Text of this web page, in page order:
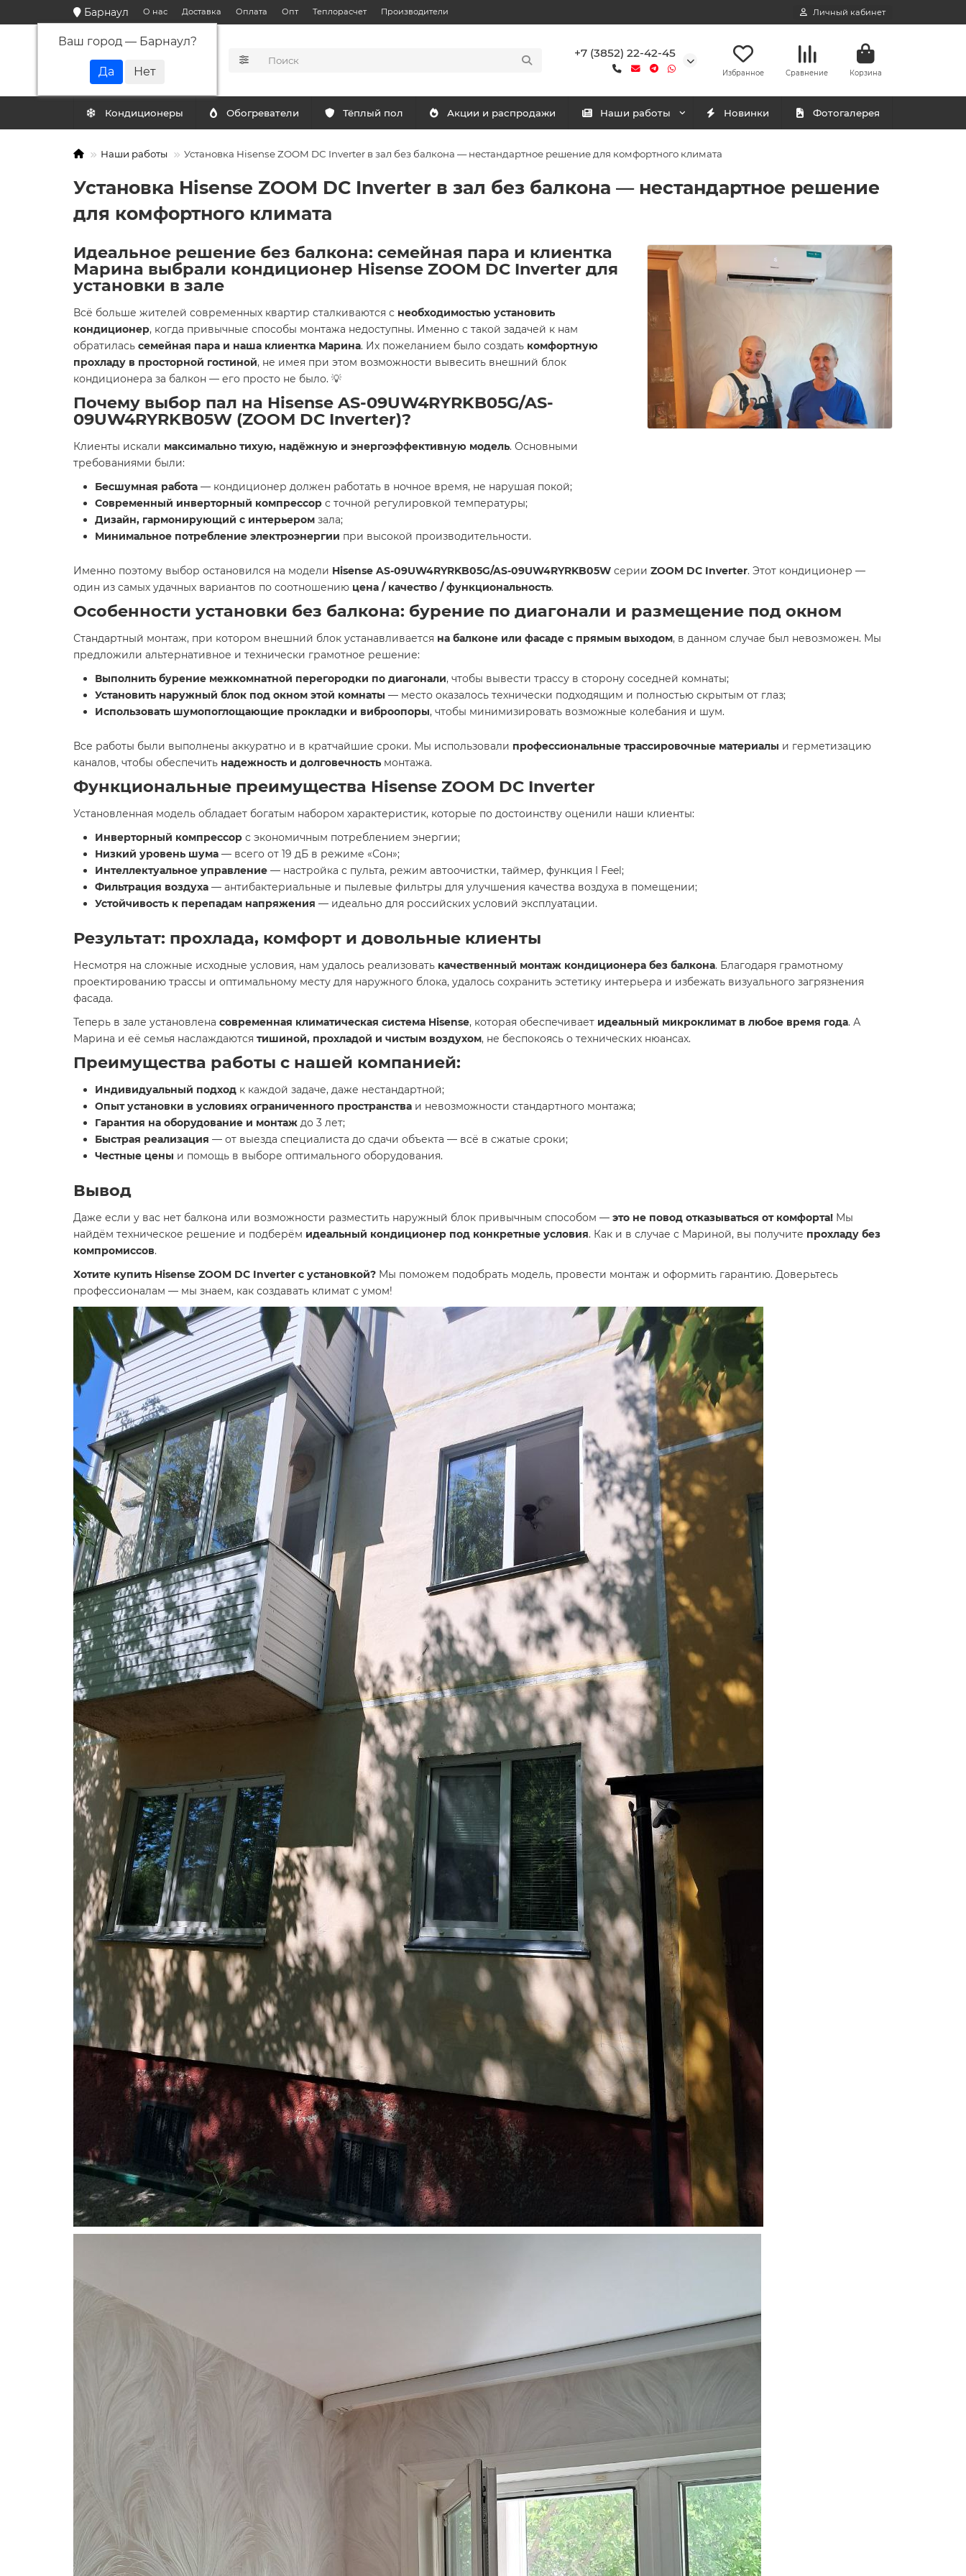
Барнаул
Ваш город — Барнаул?
О нас Доставка Оплата Опт Теплорасчет Производители Личный кабинет
+7 (3852) 22-42-45
Избранное Сравнение Корзина
Кондиционеры Обогреватели Тёплый пол Акции и распродажи Наши работы Новинки Фотогалерея
Наши работы Установка Hisense ZOOM DC Inverter в зал без балкона — нестандартное решение для комфортного климата
Установка Hisense ZOOM DC Inverter в зал без балкона — нестандартное решение
для комфортного климата
Идеальное решение без балкона: семейная пара и клиентка
Марина выбрали кондиционер Hisense ZOOM DC Inverter для
установки в зале
Всё больше жителей современных квартир сталкиваются с необходимостью установить
кондиционер, когда привычные способы монтажа недоступны. Именно с такой задачей к нам
обратилась семейная пара и наша клиентка Марина. Их пожеланием было создать комфортную
прохладу в просторной гостиной, не имея при этом возможности вывесить внешний блок
кондиционера за балкон — его просто не было. 💡
Почему выбор пал на Hisense AS-09UW4RYRKB05G/AS-
09UW4RYRKB05W (ZOOM DC Inverter)?
Клиенты искали максимально тихую, надёжную и энергоэффективную модель. Основными
требованиями были:
Бесшумная работа — кондиционер должен работать в ночное время, не нарушая покой;
Современный инверторный компрессор с точной регулировкой температуры;
Дизайн, гармонирующий с интерьером зала;
Минимальное потребление электроэнергии при высокой производительности.
Именно поэтому выбор остановился на модели Hisense AS-09UW4RYRKB05G/AS-09UW4RYRKB05W серии ZOOM DC Inverter. Этот кондиционер —
один из самых удачных вариантов по соотношению цена / качество / функциональность.
Особенности установки без балкона: бурение по диагонали и размещение под окном
Стандартный монтаж, при котором внешний блок устанавливается на балконе или фасаде с прямым выходом, в данном случае был невозможен. Мы
предложили альтернативное и технически грамотное решение:
Выполнить бурение межкомнатной перегородки по диагонали, чтобы вывести трассу в сторону соседней комнаты;
Установить наружный блок под окном этой комнаты — место оказалось технически подходящим и полностью скрытым от глаз;
Использовать шумопоглощающие прокладки и виброопоры, чтобы минимизировать возможные колебания и шум.
Все работы были выполнены аккуратно и в кратчайшие сроки. Мы использовали профессиональные трассировочные материалы и герметизацию
каналов, чтобы обеспечить надежность и долговечность монтажа.
Функциональные преимущества Hisense ZOOM DC Inverter
Установленная модель обладает богатым набором характеристик, которые по достоинству оценили наши клиенты:
Инверторный компрессор с экономичным потреблением энергии;
Низкий уровень шума — всего от 19 дБ в режиме «Сон»;
Интеллектуальное управление — настройка с пульта, режим автоочистки, таймер, функция I Feel;
Фильтрация воздуха — антибактериальные и пылевые фильтры для улучшения качества воздуха в помещении;
Устойчивость к перепадам напряжения — идеально для российских условий эксплуатации.
Результат: прохлада, комфорт и довольные клиенты
Несмотря на сложные исходные условия, нам удалось реализовать качественный монтаж кондиционера без балкона. Благодаря грамотному
проектированию трассы и оптимальному месту для наружного блока, удалось сохранить эстетику интерьера и избежать визуального загрязнения
фасада.
Теперь в зале установлена современная климатическая система Hisense, которая обеспечивает идеальный микроклимат в любое время года. А
Марина и её семья наслаждаются тишиной, прохладой и чистым воздухом, не беспокоясь о технических нюансах.
Преимущества работы с нашей компанией:
Индивидуальный подход к каждой задаче, даже нестандартной;
Опыт установки в условиях ограниченного пространства и невозможности стандартного монтажа;
Гарантия на оборудование и монтаж до 3 лет;
Быстрая реализация — от выезда специалиста до сдачи объекта — всё в сжатые сроки;
Честные цены и помощь в выборе оптимального оборудования.
Вывод
Даже если у вас нет балкона или возможности разместить наружный блок привычным способом — это не повод отказываться от комфорта! Мы
найдём техническое решение и подберём идеальный кондиционер под конкретные условия. Как и в случае с Мариной, вы получите прохладу без
компромиссов.
Хотите купить Hisense ZOOM DC Inverter с установкой? Мы поможем подобрать модель, провести монтаж и оформить гарантию. Доверьтесь
профессионалам — мы знаем, как создавать климат с умом!